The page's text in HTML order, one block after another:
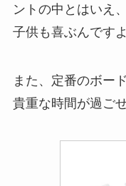
ントの中とはいえ
子供も喜ぶんですよ
また、定番のボー
貴重な時間が過ごせ